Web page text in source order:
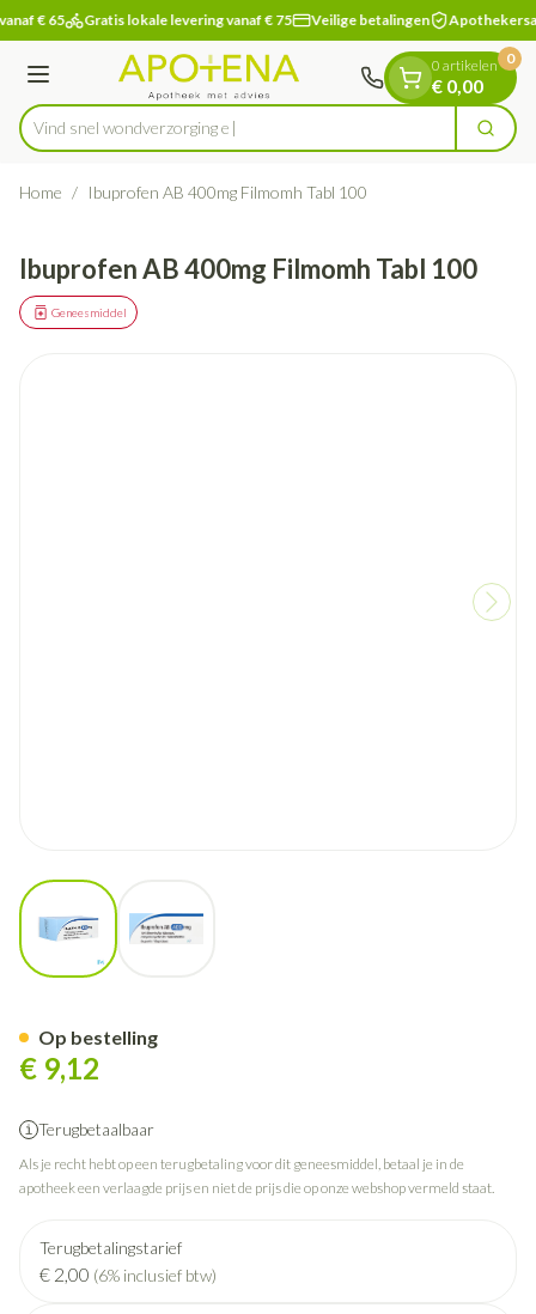
Ga naar de inhoud
1 van 1
€ 65 Gratis lokale levering vanaf € 75 Veilige betalingen
Menu
Product, merk, categorie...
Vind snel wondver Zoek
0 artikelen
€ 0,00
0
Home / Ibuprofen AB 400mg Filmomh Tabl 100
Ibuprofen AB 400mg Filmomh Tabl 100
Geneesmiddel
View larger image
€ 9,12
Terugbetaalbaar
Als je recht hebt op een terugbetaling voor dit geneesmiddel, betaal je in de
apotheek een verlaagde prijs en niet de prijs die op onze webshop vermeld staat.
Terugbetalingstarief
€ 2,00 (6% inclusief btw)
Op bestelling